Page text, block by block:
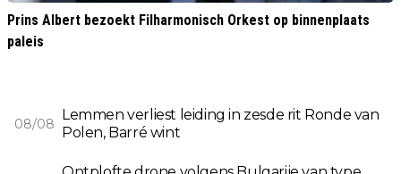
Prins Albert bezoekt Filharmonisch Orkest op binnenplaats
paleis
08/08
Lemmen verliest leiding in zesde rit Ronde van
Polen, Barré wint